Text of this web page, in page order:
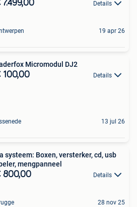
7.499,00 Details
19 apr 26
Micromodul DJ2
100,00 Details
13 jul 26
systeem: Boxen, versterker, cd, usb
mengpanneel
800,00 Details
28 nov 25